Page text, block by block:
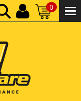
0
ΣΎΝΟΛΟ:0,00 €